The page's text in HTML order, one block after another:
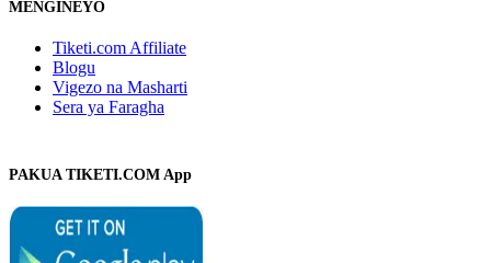
MENGINEYO
Tiketi.com Affiliate
Blogu
Vigezo na Masharti
Sera ya Faragha
PAKUA TIKETI.COM App